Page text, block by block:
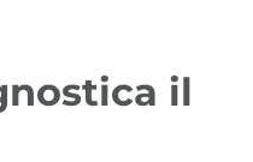
il